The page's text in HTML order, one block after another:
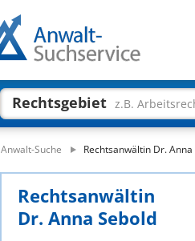
Rechtsgebiet z.B.
Anwalt-Suche Rechtsanwältin Dr. Anna
Rechtsanwältin
Dr. Anna Sebold